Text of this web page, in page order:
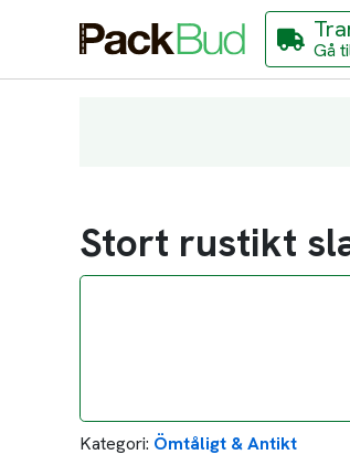
Gå
Stort rustikt
Kategori: Ömtåligt & Antikt